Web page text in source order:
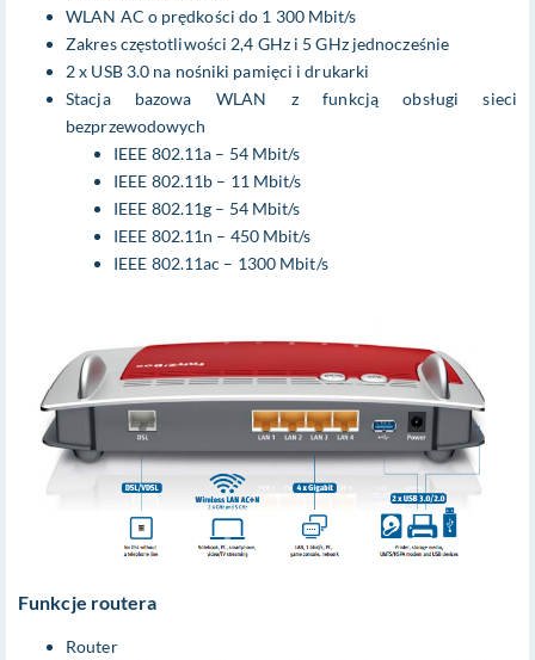
WLAN AC o prędkości do 1 300 Mbit/s
Zakres częstotliwości 2,4 GHz i 5 GHz jednocześnie
2 x USB 3.0 na nośniki pamięci i drukarki
Stacja bazowa WLAN z funkcją obsługi sieci
bezprzewodowych
IEEE 802.11a – 54 Mbit/s
IEEE 802.11b – 11 Mbit/s
IEEE 802.11g – 54 Mbit/s
IEEE 802.11n – 450 Mbit/s
IEEE 802.11ac – 1300 Mbit/s
Funkcje routera
Router